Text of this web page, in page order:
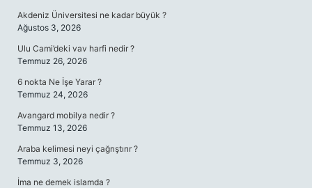
Akdeniz Üniversitesi ne kadar büyük ?
Ağustos 3, 2026
Ulu Cami’deki vav harfi nedir ?
Temmuz 26, 2026
6 nokta Ne İşe Yarar ?
Temmuz 24, 2026
Avangard mobilya nedir ?
Temmuz 13, 2026
Araba kelimesi neyi çağrıştırır ?
Temmuz 3, 2026
İma ne demek islamda ?